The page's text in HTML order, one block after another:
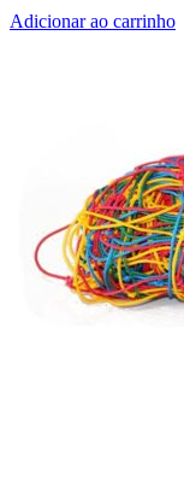
Adicionar ao carrinho